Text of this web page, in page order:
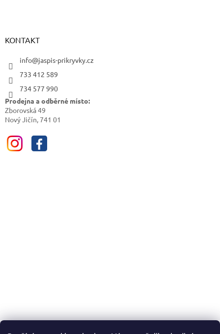
KONTAKT
info@jaspis-prikryvky.cz
733 412 589
734 577 990
Prodejna a odběrné místo:
Zborovská 49
Nový Jičín, 741 01